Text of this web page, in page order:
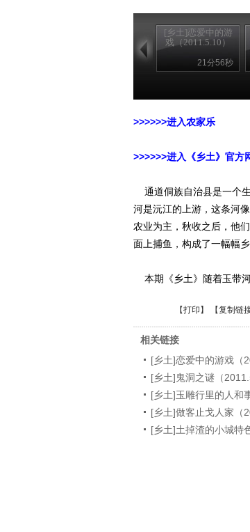
[乡土]恋爱中的游
戏（2011.5.10）
21分56秒
>>>>>>进入农家乐
>>>>>>进入《乡土》官方
通道侗族自治县是一个
河是沅江的上游，这条河
农业为主，秋收之后，他
面上捕鱼，构成了一幅幅乡
本期《乡土》随着玉带
【打印 】 【复制链
相关链接
[乡土]恋爱中的游戏（
[乡土]鬼洞之谜（
[乡土]玉雕行里的人和
[乡土]做客止戈人家（
[乡土]土掉渣的小城特